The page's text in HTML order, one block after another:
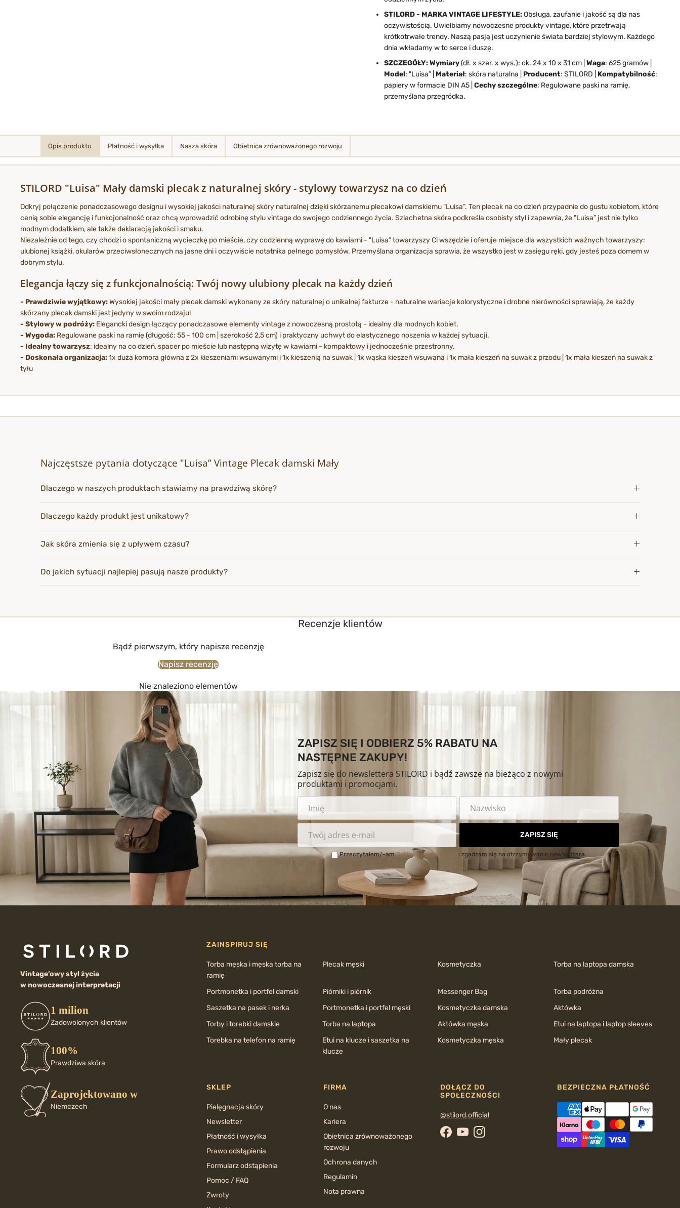
STILORD - MARKA VINTAGE LIFESTYLE:Obsługa, zaufanie i jakość są dla nas
oczywistością. Uwielbiamy nowoczesne produkty vintage, które przetrwają
krótkotrwałe trendy. Naszą pasją jest uczynienie świata bardziej stylowym. Każdego
dnia wkładamy w to serce i duszę.
SZCZEGÓŁY: Wymiary(dł. x szer. x wys.): ok. 24 x 10 x 31 cm | Waga: 625 gramów |
Model: "Luisa” | Materiał: skóra naturalna | Producent: STILORD | Kompatybilność:
papiery w formacie DIN A5 | Cechy szczególne: Regulowane paski na ramię,
przemyślana przegródka.
Opis produktu Płatność i wysyłka Nasza skóra Obietnica zrównoważonego rozwoju
STILORD "Luisa" Mały damski plecak z naturalnej skóry - stylowy towarzysz na co dzień
Odkryj połączenie ponadczasowego designu i wysokiej jakości naturalnej skóry naturalnej dzięki skórzanemu plecakowi damskiemu "Luisa”. Ten plecak na co dzień przypadnie do gustu kobietom, które
cenią sobie elegancję i funkcjonalność oraz chcą wprowadzić odrobinę stylu vintage do swojego codziennego życia. Szlachetna skóra podkreśla osobisty styl i zapewnia, że "Luisa” jest nie tylko
modnym dodatkiem, ale także deklaracją jakości i smaku.
Niezależnie od tego, czy chodzi o spontaniczną wycieczkę po mieście, czy codzienną wyprawę do kawiarni - "Luisa” towarzyszy Ci wszędzie i oferuje miejsce dla wszystkich ważnych towarzyszy:
ulubionej książki, okularów przeciwsłonecznych na jasne dni i oczywiście notatnika pełnego pomysłów. Przemyślana organizacja sprawia, że wszystko jest w zasięgu ręki, gdy jesteś poza domem w
dobrym stylu.
Elegancja łączy się z funkcjonalnością: Twój nowy ulubiony plecak na każdy dzień
- Prawdziwie wyjątkowy:Wysokiej jakości mały plecak damski wykonany ze skóry naturalnej o unikalnej fakturze - naturalne wariacje kolorystyczne i drobne nierówności sprawiają, że każdy
skórzany plecak damski jest jedyny w swoim rodzaju!
- Stylowy w podróży: Elegancki design łączący ponadczasowe elementy vintage z nowoczesną prostotą - idealny dla modnych kobiet.
- Wygoda: Regulowane paski na ramię (długość: 55 - 100 cm | szerokość 2,5 cm) i praktyczny uchwyt do elastycznego noszenia w każdej sytuacji.
- Idealny towarzysz: idealny na co dzień, spacer po mieście lub następną wizytę w kawiarni - kompaktowy i jednocześnie przestronny.
- Doskonała organizacja:1x duża komora główna z 2x kieszeniami wsuwanymi i 1x kieszenią na suwak | 1x wąska kieszeń wsuwana i 1x mała kieszeń na suwak z przodu | 1x mała kieszeń na suwak z
tyłu
Najczęstsze pytania dotyczące "Luisa” Vintage Plecak damski Mały
Dlaczego w naszych produktach stawiamy na prawdziwą skórę?
Dlaczego każdy produkt jest unikatowy?
Jak skóra zmienia się z upływem czasu?
Do jakich sytuacji najlepiej pasują nasze produkty?
Recenzje klientów
Bądź pierwszym, który napisze recenzję
Napisz recenzję
Nie znaleziono elementów
ZAPISZ SIĘ I ODBIERZ 5% RABATU NA
NASTĘPNE ZAKUPY!
Zapisz się do newslettera STILORD i bądź zawsze na bieżąco z nowymi
produktami i promocjami.
ZAPISZ SIĘ
Przeczytałem/-amPolitykę prywatności i zgadzam się na otrzymywanie newslettera.
Vintage’owy styl życia
w nowoczesnej interpretacji
1 milion
Zadowolonych klientów
100%
Prawdziwa skóra
Zaprojektowano w
Niemczech
ZAINSPIRUJ SIĘ
Torba męska i męska torba na
ramię
Plecak męski Kosmetyczka Torba na laptopa damska
Portmonetka i portfel damski Piórniki i piórnik Messenger Bag
Torba podróżna
Saszetka na pasek i nerka
Portmonetka i portfel męski Kosmetyczka damska
Aktówka
Torby i torebki damskie
Torba na laptopa Aktówka męska
Etui na laptopa i laptop sleeves
Torebka na telefon na ramię
Etui na klucze i saszetka na
klucze
Kosmetyczka męska Mały plecak
SKLEP
Pielęgnacja skóry
Newsletter
Płatność i wysyłka
Prawo odstąpienia
Formularz odstąpienia
Pomoc / FAQ
Zwroty
FIRMA
O nas
Kariera
Obietnica zrównoważonego
rozwoju
Ochrona danych
Regulamin
Nota prawna
DOŁĄCZ DO
SPOŁECZNOŚCI
@stilord.official
Facebook
YouTubeInstagram
BEZPIECZNA PŁATNOŚĆ